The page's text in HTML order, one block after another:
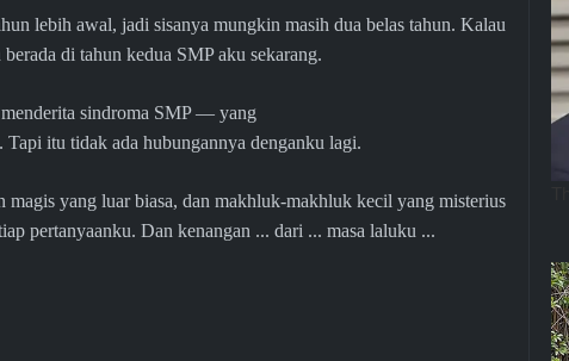
lebih awal, jadi sisanya mungkin masih dua belas tahun. Kalau
di tahun kedua SMP aku sekarang.
menderita sindroma SMP — yang
itu tidak ada hubungannya denganku lagi.
yang luar biasa, dan makhluk-makhluk kecil yang misterius
pertanyaanku. Dan kenangan ... dari ... masa laluku ...